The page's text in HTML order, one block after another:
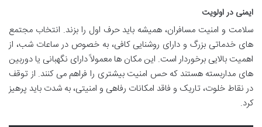
ایمنی در اولویت
سلامت و امنیت مسافران، همیشه باید حرف اول را بزند. انتخاب مجتمع
های خدماتی بزرگ و دارای روشنایی کافی، به خصوص در ساعات شب، از
اهمیت بالایی برخوردار است. این مکان ها معمولاً دارای نگهبانی یا دوربین
های مداربسته هستند که حس امنیت بیشتری را فراهم می کنند. از توقف
در نقاط خلوت، تاریک و فاقد امکانات رفاهی و امنیتی، به شدت باید پرهیز
کرد.